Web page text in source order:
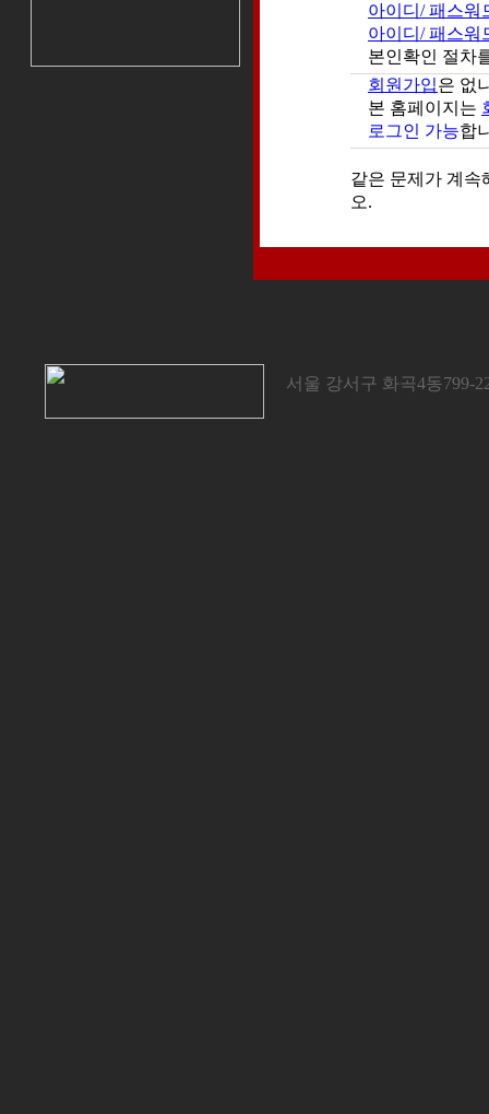
아이디/ 패스워
아이디/ 패스워
본인확인 절차
회원가입은 없
본 홈페이지는
로그인 가능합
같은 문제가 계속
오.
서울 강서구 화곡4동799-